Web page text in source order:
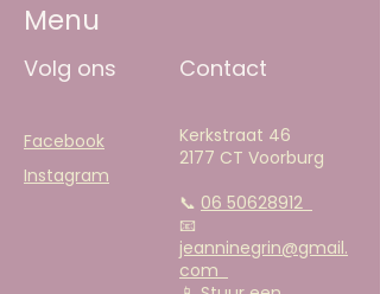
Menu
Volg ons Contact
Facebook
Instagram
Kerkstraat 46
2177 CT Voorburg
📞 06 50628912
📧
jeanninegrin@gmail.
com